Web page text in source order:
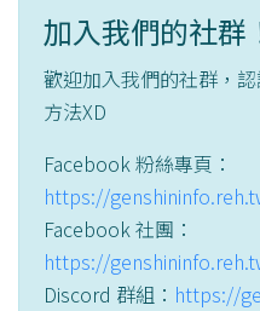
加入我們的社群
歡迎加入我們的社群，
方法XD
Facebook 粉絲專頁：
https://
Facebook 社團：
https://
Discord 群組： https://